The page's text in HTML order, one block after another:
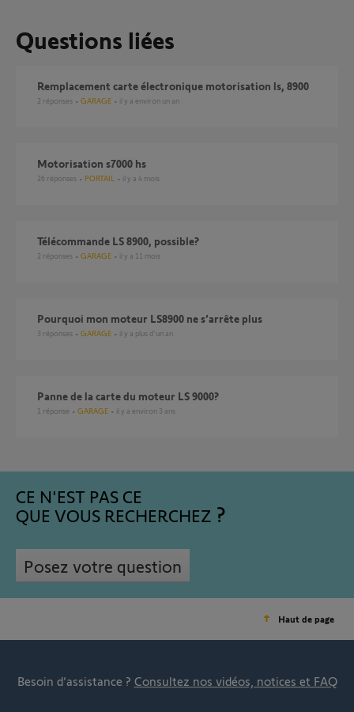
Questions liées
Remplacement carte électronique motorisation ls, 8900
2 réponses GARAGE il y a environ un an
Motorisation s7000 hs
26 réponses PORTAIL il y a 4 mois
Télécommande LS 8900, possible?
2 réponses GARAGE il y a 11 mois
Pourquoi mon moteur LS8900 ne s’arrête plus
3 réponses GARAGE il y a plus d'un an
Panne de la carte du moteur LS 9000?
1 réponse GARAGE il y a environ 3 ans
CE N'EST PAS CE
QUE VOUS RECHERCHEZ
Posez votre question
Haut de page
Besoin d’assistance ? Consultez nos vidéos, notices et FAQ